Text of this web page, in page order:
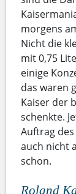
morgens
Nicht die
mit 0,75
einige
das waren
Kaiser der
schenkte.
Auftrag
auch nicht
schon.
Roland